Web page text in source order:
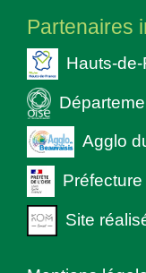
Partenaires
Hauts-
Agglo
Site